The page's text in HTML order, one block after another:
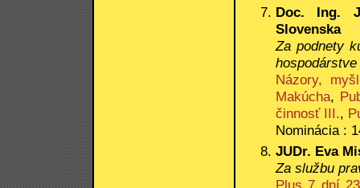
Doc. Ing.
Slovenska
Za podnety
Názory,
Makúcha,
činnosť III.,
Nominácia :
JUDr. Eva
Za službu
Plus 7 dní